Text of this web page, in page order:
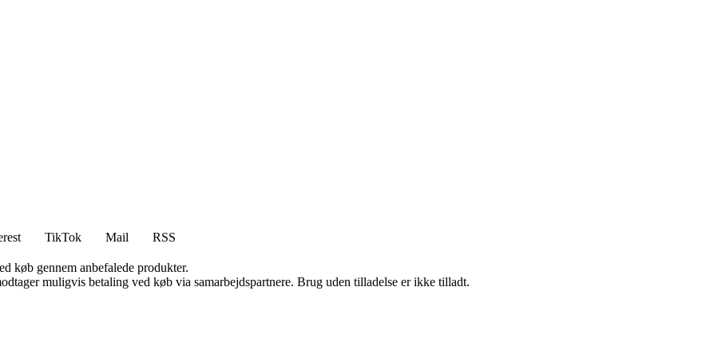
TikTok Mail
RSS
køb gennem anbefalede produkter.
muligvis betaling ved køb via samarbejdspartnere. Brug uden tilladelse er ikke tilladt.